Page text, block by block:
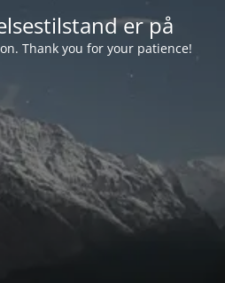
er på
Thank you for your patience!